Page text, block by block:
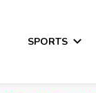
SPORTS